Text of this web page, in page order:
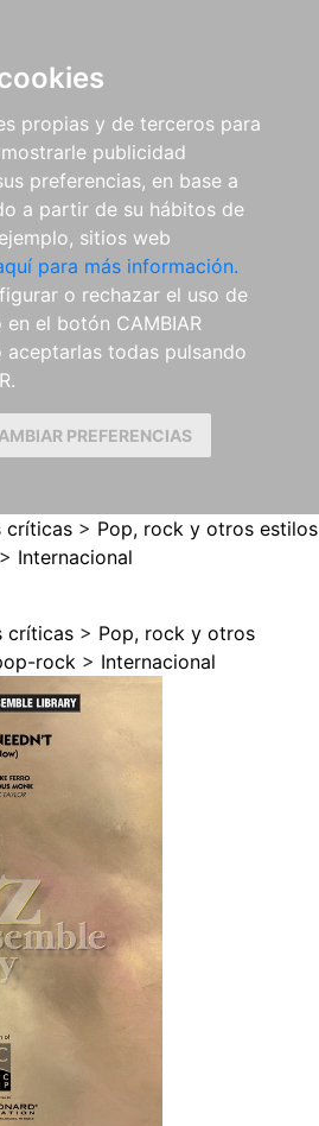
propias y de terceros para
publicidad
preferencias, en base a
a partir de su hábitos de
sitios web
para más información.
o rechazar el uso de
el botón CAMBIAR
aceptarlas todas pulsando
PREFERENCIAS
críticas > Pop, rock y otros estilos
> Internacional
críticas > Pop, rock y otros
rock > Internacional